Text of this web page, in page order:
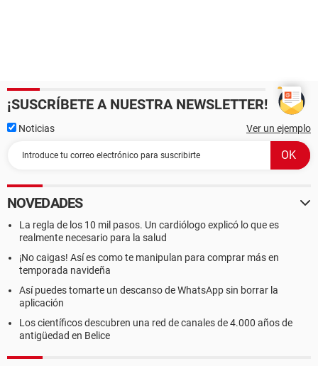
¡SUSCRÍBETE A NUESTRA NEWSLETTER!
Noticias Ver un ejemplo
NOVEDADES
La regla de los 10 mil pasos. Un cardiólogo explicó lo que es
realmente necesario para la salud
¡No caigas! Así es como te manipulan para comprar más en
temporada navideña
Así puedes tomarte un descanso de WhatsApp sin borrar la
aplicación
Los científicos descubren una red de canales de 4.000 años de
antigüedad en Belice